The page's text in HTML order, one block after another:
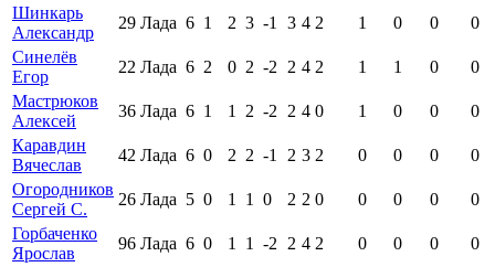
Шинкарь
Александр
29 Лада 6 1 2 3 -1 3 4 2 1 0 0
0
Синелёв
Егор
22 Лада 6 2 0 2 -2 2 4 2 1 1 0
0
Мастрюков
Алексей
36 Лада 6 1 1 2 -2 2 4 0 1 0 0
0
Каравдин
Вячеслав
42 Лада 6 0 2 2 -1 2 3 2 0 0 0
0
Огородников
Сергей С.
26 Лада 5 0 1 1 0 2 2 0 0 0 0
0
Горбаченко
Ярослав
96 Лада 6 0 1 1 -2 2 4 2 0 0 0
0